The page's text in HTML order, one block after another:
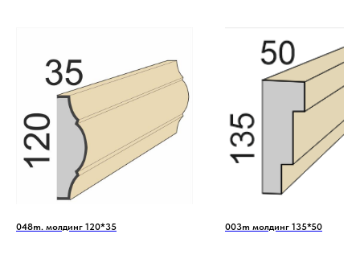
048m. молдинг 120*35 003m молдинг 135*50